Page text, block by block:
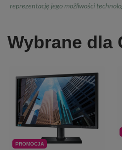
reprezentację jego możliwości
Wybrane dla
PROMOCJA